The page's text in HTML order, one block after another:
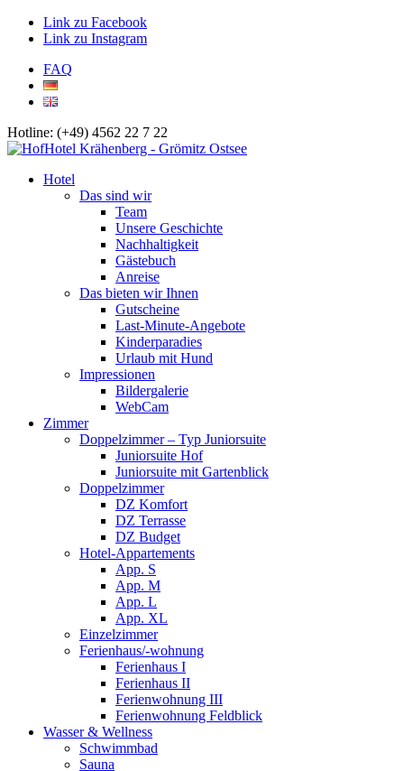
Link zu Facebook
Link zu Instagram
FAQ
Hotline: (+49) 4562 22 7 22
Hotel
Das sind wir
Team
Unsere Geschichte
Nachhaltigkeit
Gästebuch
Anreise
Das bieten wir Ihnen
Gutscheine
Last-Minute-Angebote
Kinderparadies
Urlaub mit Hund
Impressionen
Bildergalerie
WebCam
Zimmer
Doppelzimmer – Typ Juniorsuite
Juniorsuite Hof
Juniorsuite mit Gartenblick
Doppelzimmer
DZ Komfort
DZ Terrasse
DZ Budget
Hotel-Appartements
App. S
App. M
App. L
App. XL
Einzelzimmer
Ferienhaus/-wohnung
Ferienhaus I
Ferienhaus II
Ferienwohnung III
Ferienwohnung Feldblick
Wasser & Wellness
Schwimmbad
Sauna